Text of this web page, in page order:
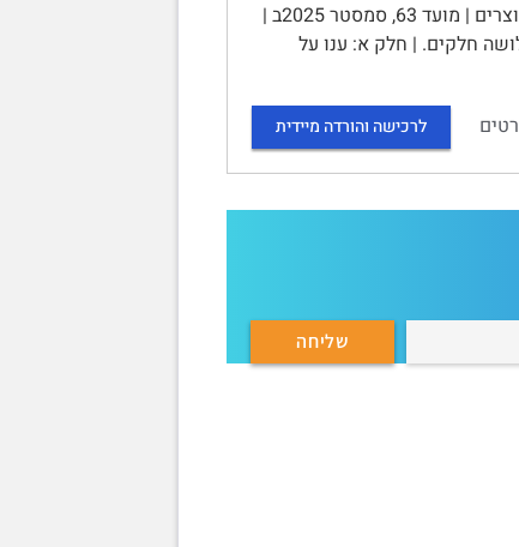
האוניברסיטה הפתוחה | שאלון בחינת גמר | הקורס: 10275 – בין יהודים לנוצרים | מועד 63, סמסטר 2025ב |
הבחינה | בבחינה שלושה חלקים. | חלק א: ענו על
לרכישה והורדה מיידית